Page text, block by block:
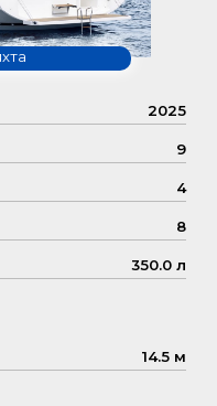
2025
9
4
8
350.0 л
14.5 м